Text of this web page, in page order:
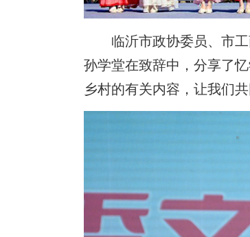
临沂市政协委员、市
孙学堂在致辞中，分享了
乡村的有关内容，让我们